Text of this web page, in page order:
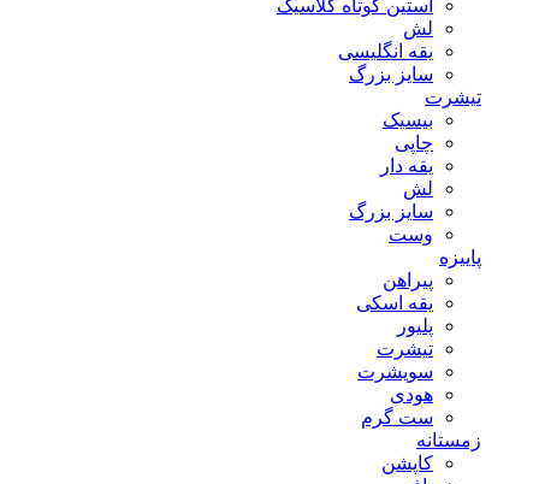
آستین کوتاه کلاسیک
لش
یقه انگلیسی
سایز بزرگ
تیشرت
بیسیک
چاپی
یقه دار
لش
سایز بزرگ
وست
پاییزه
پیراهن
یقه اسکی
پلیور
تیشرت
سویشرت
هودی
ست گرم
زمستانه
کاپشن